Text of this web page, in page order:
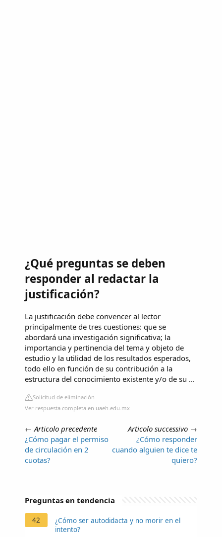
¿Qué preguntas se deben
responder al redactar la
justificación?
La justificación debe convencer al lector
principalmente de tres cuestiones: que se
abordará una investigación significativa; la
importancia y pertinencia del tema y objeto de
estudio y la utilidad de los resultados esperados,
todo ello en función de su contribución a la
estructura del conocimiento existente y/o de su ...
Solicitud de eliminación
Ver respuesta completa en uaeh.edu.mx
← Articolo precedente
¿Cómo pagar el permiso
de circulación en 2
cuotas?
Articolo successivo →
¿Cómo responder
cuando alguien te dice te
quiero?
Preguntas en tendencia
42
¿Cómo ser autodidacta y no morir en el
intento?